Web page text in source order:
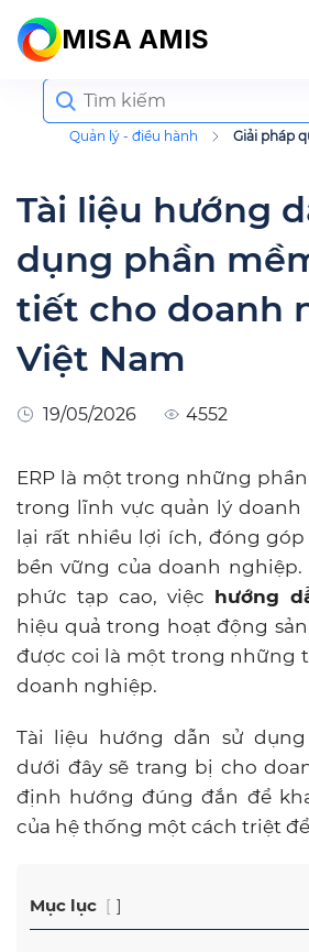
MISA AMIS
Quản lý - điều hành Giải pháp
Search
for:
Tài liệu hướng
dụng phần
tiết cho doanh
Việt Nam
19/05/2026 4552
ERP là một trong những
trong lĩnh vực quản lý doanh
lại rất nhiều lợi ích, đóng
bền vững của doanh nghiệp.
phức tạp cao, việc hướng
hiệu quả trong hoạt động
được coi là một trong những
doanh nghiệp.
Tài liệu hướng dẫn sử
dưới đây sẽ trang bị cho
định hướng đúng đắn để
của hệ thống một cách triệt
Mục lục